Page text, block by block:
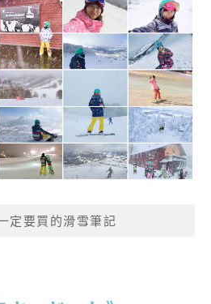
定要買的滑雪筆記